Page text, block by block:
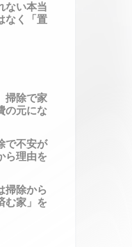
ない本当
なく「置
掃除で家
の元にな
で不安が
ら理由を
掃除から
む家」を